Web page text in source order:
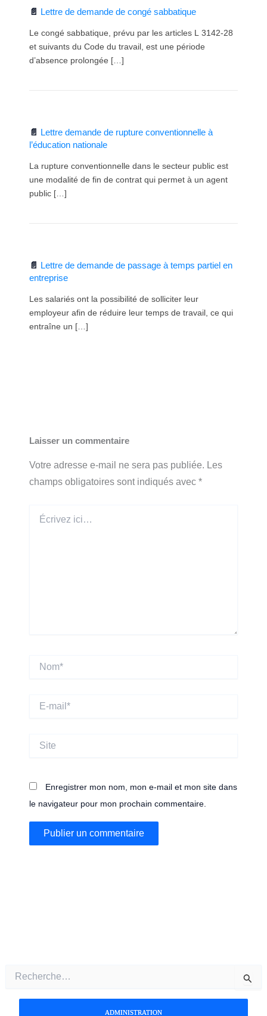
Lettre de demande de congé sabbatique
Le congé sabbatique, prévu par les articles L 3142-28
et suivants du Code du travail, est une période
d’absence prolongée […]
Lettre demande de rupture conventionnelle à
l’éducation nationale
La rupture conventionnelle dans le secteur public est
une modalité de fin de contrat qui permet à un agent
public […]
Lettre de demande de passage à temps partiel en
entreprise
Les salariés ont la possibilité de solliciter leur
employeur afin de réduire leur temps de travail, ce qui
entraîne un […]
Laisser un commentaire
Votre adresse e-mail ne sera pas publiée. Les
champs obligatoires sont indiqués avec *
ici…
Nom*
mail*
Site
Enregistrer mon nom, mon e-mail et mon site dans
le navigateur pour mon prochain commentaire.
ADMINISTRATION